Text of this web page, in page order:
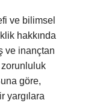
ve bilimsel
hakkında
ve inançtan
göre,
yargılara